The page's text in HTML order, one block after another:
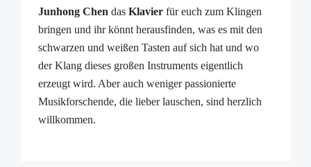
Junhong Chen das Klavier für euch zum Klingen
bringen und ihr könnt herausfinden, was es mit den
schwarzen und weißen Tasten auf sich hat und wo
der Klang dieses großen Instruments eigentlich
erzeugt wird. Aber auch weniger passionierte
Musikforschende, die lieber lauschen, sind herzlich
willkommen.